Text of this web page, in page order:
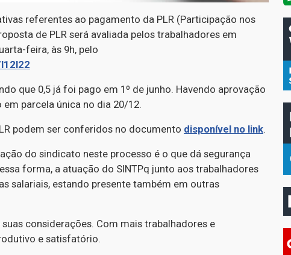
referentes ao pagamento da PLR (Participação nos
de PLR será avaliada pelos trabalhadores em
feira, às 9h, pelo
que 0,5 já foi pago em 1º de junho. Havendo aprovação
parcela única no dia 20/12.
podem ser conferidos no documento disponível no link.
do sindicato neste processo é o que dá segurança
forma, a atuação do SINTPq junto aos trabalhadores
salariais, estando presente também em outras
considerações. Com mais trabalhadores e
e satisfatório.